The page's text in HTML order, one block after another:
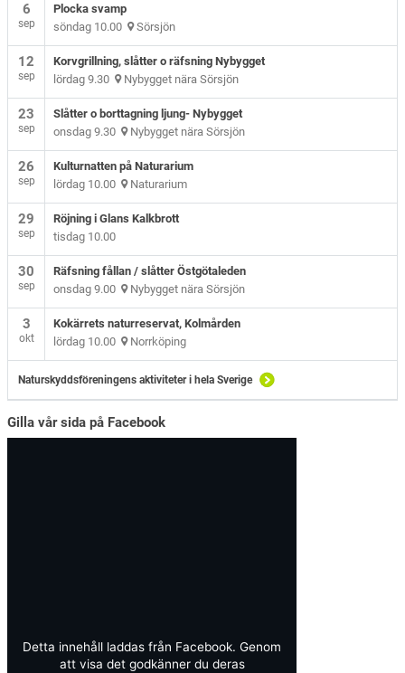
6
sep
Plocka svamp
söndag 10.00 Sörsjön
12
sep
Korvgrillning, slåtter o räfsning Nybygget
lördag 9.30 Nybygget nära Sörsjön
23
sep
Slåtter o borttagning ljung- Nybygget
onsdag 9.30 Nybygget nära Sörsjön
26
sep
Kulturnatten på Naturarium
lördag 10.00 Naturarium
29
sep
Röjning i Glans Kalkbrott
tisdag 10.00
30
sep
Räfsning fållan / slåtter Östgötaleden
onsdag 9.00 Nybygget nära Sörsjön
3
okt
Kokärrets naturreservat, Kolmården
lördag 10.00 Norrköping
Naturskyddsföreningens aktiviteter i hela Sverige
Gilla vår sida på Facebook
Detta innehåll laddas från Facebook. Genom
att visa det godkänner du deras